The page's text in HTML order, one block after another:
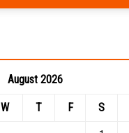
August 2026
W T F S